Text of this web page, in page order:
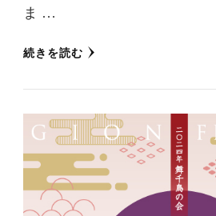
ま …
続きを読む